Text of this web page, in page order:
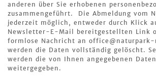
anderen über Sie erhobenen
zusammengeführt. Die Abmeldung vom
jederzeit möglich, entweder durch Klick
Newsletter-E-Mail bereitgestellten Link
formlose Nachricht an office@naturpark-
werden die Daten vollständig gelöscht.
werden die von Ihnen angegebenen
weitergegeben.